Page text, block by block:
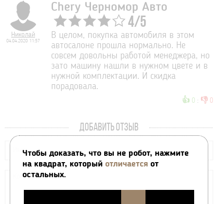
Николай
04.04.2020 11:57
Chery Черномор Авто
4/5
В целом, покупка автомобиля в этом
автосалоне прошла нормально. Не
совсем довольны работой менеджера, но
зато машину нашли в нужном цвете и в
нужной комплектации. И скидка
порадовала.
👍 0 : 👎 0
ДОБАВИТЬ ОТЗЫВ
Чтобы доказать, что вы не робот, нажмите
на квадрат, который отличается от
остальных.